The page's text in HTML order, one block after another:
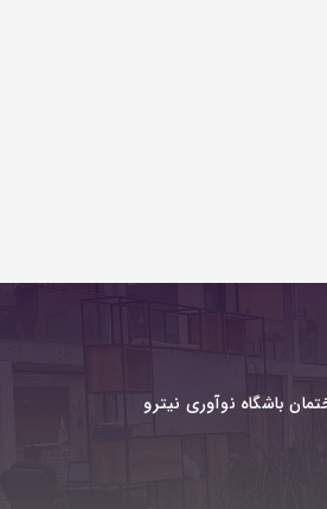
باشگاه نوآوری نیترو